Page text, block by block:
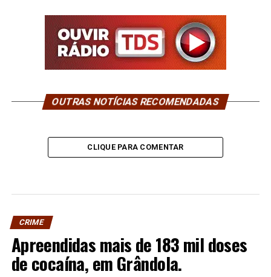
OUTRAS NOTÍCIAS RECOMENDADAS
CLIQUE PARA COMENTAR
CRIME
Apreendidas mais de 183 mil doses
de cocaína, em Grândola.